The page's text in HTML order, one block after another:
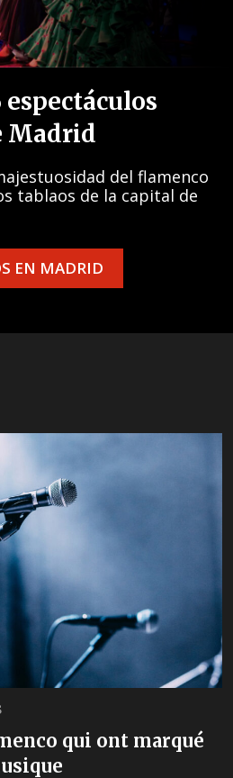
Madrid
del flamenco
tablaos de la capital de
EN MADRID
qui ont marqué